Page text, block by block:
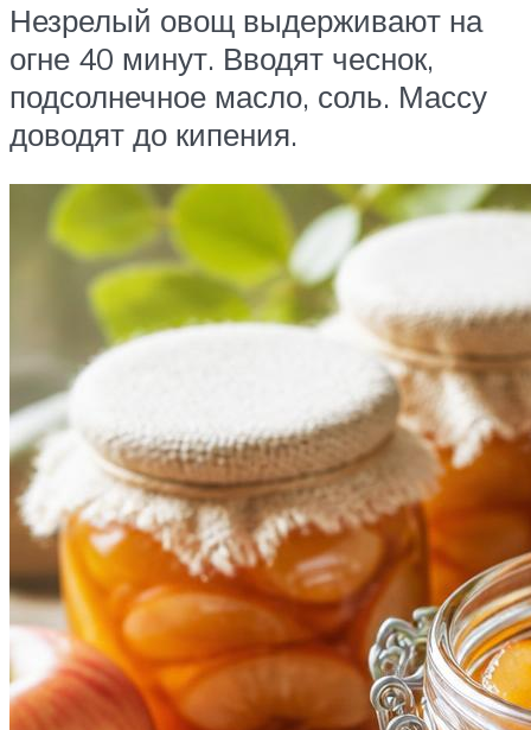
Незрелый овощ выдерживают на
огне 40 минут. Вводят чеснок,
подсолнечное масло, соль. Массу
доводят до кипения.